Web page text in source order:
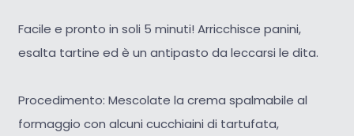
Facile e pronto in soli 5 minuti! Arricchisce panini,
esalta tartine ed è un antipasto da leccarsi le dita.
Procedimento: Mescolate la crema spalmabile al
formaggio con alcuni cucchiaini di tartufata,